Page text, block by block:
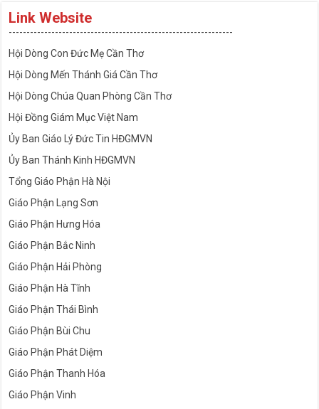
Link Website
---------------------------------------------------------------
Hội Dòng Con Đức Mẹ Cần Thơ
Hội Dòng Mến Thánh Giá Cần Thơ
Hội Dòng Chúa Quan Phòng Cần Thơ
Hội Đồng Giám Mục Việt Nam
Ủy Ban Giáo Lý Đức Tin HĐGMVN
Ủy Ban Thánh Kinh HĐGMVN
Tổng Giáo Phận Hà Nội
Giáo Phận Lạng Sơn
Giáo Phận Hưng Hóa
Giáo Phận Bắc Ninh
Giáo Phận Hải Phòng
Giáo Phận Hà Tĩnh
Giáo Phận Thái Bình
Giáo Phận Bùi Chu
Giáo Phận Phát Diệm
Giáo Phận Thanh Hóa
Giáo Phận Vinh